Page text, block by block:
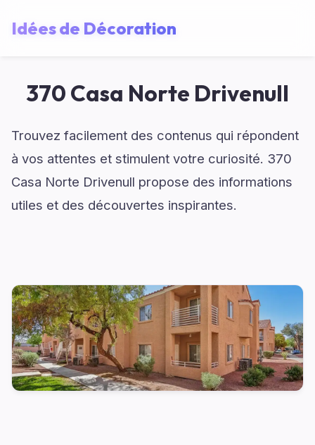
Idées de Décoration
370 Casa Norte Drivenull
Trouvez facilement des contenus qui répondent
à vos attentes et stimulent votre curiosité. 370
Casa Norte Drivenull propose des informations
utiles et des découvertes inspirantes.